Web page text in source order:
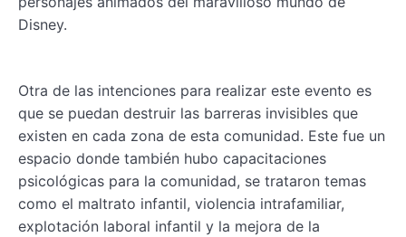
Disney.
Otra de las intenciones para realizar este evento es
que se puedan destruir las barreras invisibles que
existen en cada zona de esta comunidad. Este fue un
espacio donde también hubo capacitaciones
psicológicas para la comunidad, se trataron temas
como el maltrato infantil, violencia intrafamiliar,
explotación laboral infantil y la mejora de la